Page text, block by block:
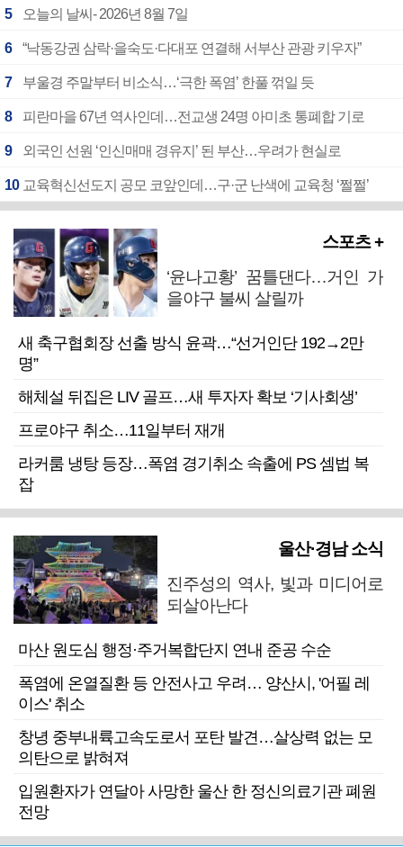
5 오늘의 날씨- 2026년 8월 7일
6 “낙동강권 삼락·을숙도·다대포 연결해 서부산 관광 키우자”
7 부울경 주말부터 비소식…‘극한 폭염’ 한풀 꺾일 듯
8 피란마을 67년 역사인데…전교생 24명 아미초 통폐합 기로
9 외국인 선원 ‘인신매매 경유지’ 된 부산…우려가 현실로
10 교육혁신선도지 공모 코앞인데…구·군 난색에 교육청 ‘쩔쩔’
스포츠 +
‘윤나고황’ 꿈틀댄다…거인 가
을야구 불씨 살릴까
새 축구협회장 선출 방식 윤곽…“선거인단 192→2만
명”
해체설 뒤집은 LIV 골프…새 투자자 확보 ‘기사회생’
프로야구 취소…11일부터 재개
라커룸 냉탕 등장…폭염 경기취소 속출에 PS 셈법 복
잡
울산·경남 소식
진주성의 역사, 빛과 미디어로
되살아난다
마산 원도심 행정·주거복합단지 연내 준공 수순
폭염에 온열질환 등 안전사고 우려… 양산시, '어필 레
이스' 취소
창녕 중부내륙고속도로서 포탄 발견…살상력 없는 모
의탄으로 밝혀져
입원환자가 연달아 사망한 울산 한 정신의료기관 폐원
전망